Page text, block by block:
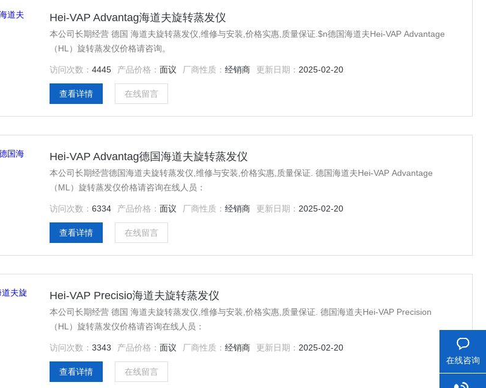
Hei-VAP Advantag海道夫旋转蒸发仪
本公司长期经营 德国 海道夫旋转蒸发仪,维修与安装,价格实惠,质量保证.$n德国海道夫Hei-VAP Advantage
（HL）旋转蒸发仪价格请咨询。
访问次数： 4445 产品价格： 面议 厂商性质： 经销商 更新日期： 2025-02-20
查看详情 在线留言
Hei-VAP Advantag德国海道夫旋转蒸发仪
本公司长期经营德国海道夫旋转蒸发仪,维修与安装,价格实惠,质量保证. 德国海道夫Hei-VAP Advantage
（ML）旋转蒸发仪价格请咨询在线人员：
访问次数： 6334 产品价格： 面议 厂商性质： 经销商 更新日期： 2025-02-20
查看详情 在线留言
Hei-VAP Precisio海道夫旋转蒸发仪
本公司长期经营 德国 海道夫旋转蒸发仪,维修与安装,价格实惠,质量保证. 德国海道夫Hei-VAP Precision
（HL）旋转蒸发仪价格请咨询在线人员：
访问次数： 3343 产品价格： 面议 厂商性质： 经销商 更新日期： 2025-02-20
查看详情 在线留言
在线咨询